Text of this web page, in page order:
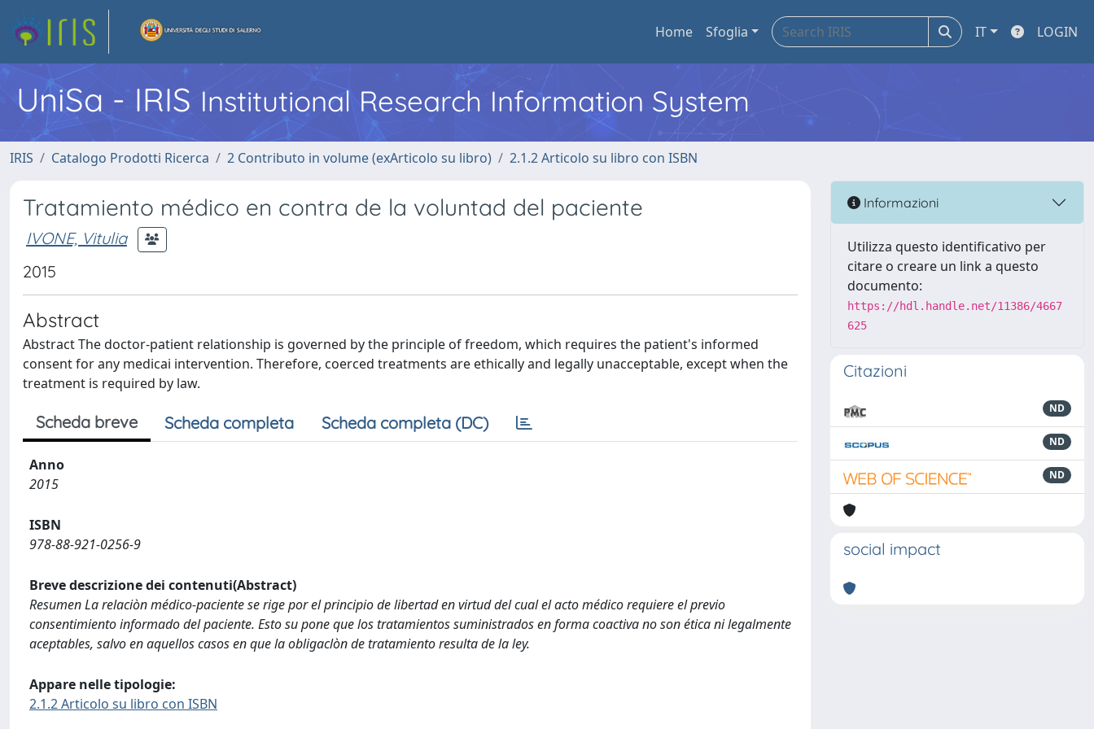
Home Sfoglia IT LOGIN
UniSa - IRIS Institutional Research Information System
IRIS Catalogo Prodotti Ricerca 2 Contributo in volume (exArticolo su libro) 2.1.2 Articolo su libro con ISBN
Tratamiento médico en contra de la voluntad del paciente
IVONE, Vitulia
2015
Abstract
Abstract The doctor-patient relationship is governed by the principle of freedom, which requires the patient's informed
consent for any medicai intervention. Therefore, coerced treatments are ethically and legally unacceptable, except when the
treatment is required by law.
Scheda breve Scheda completa Scheda completa (DC)
Anno
2015
ISBN
978-88-921-0256-9
Breve descrizione dei contenuti(Abstract)
Resumen La relaciòn médico-paciente se rige por el principio de libertad en virtud del cual el acto médico requiere el previo
consentimiento informado del paciente. Esto su pone que los tratamientos suministrados en forma coactiva no son ética ni legalmente
aceptables, salvo en aquellos casos en que la obligaclòn de tratamiento resulta de la ley.
Appare nelle tipologie:
2.1.2 Articolo su libro con ISBN
Informazioni
Utilizza questo identificativo per
citare o creare un link a questo
documento:
https://hdl.handle.net/11386/4667
625
Citazioni
ND
ND
ND
social impact